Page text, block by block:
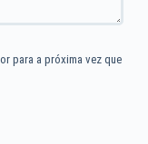
para a próxima vez que